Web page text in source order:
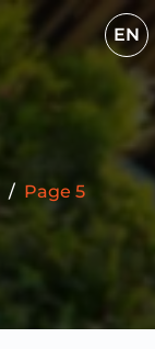
EN
/ Page 5